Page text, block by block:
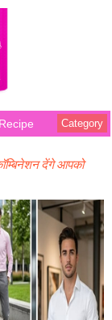
Recipe Category
देंगे आपको